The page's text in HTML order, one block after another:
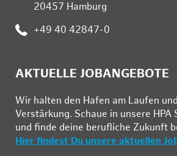
20457 Hamburg
Telefon:
+49 40 42847-0
AKTUELLE JOBANGEBOTE
Wir hal­ten den Ha­fen am Lau­fen
Ver­stär­kung. Schau­e in un­se­re HPA
und fin­de deine be­ruf­li­che Zu­kunft
Hier findest Du unsere aktuellen